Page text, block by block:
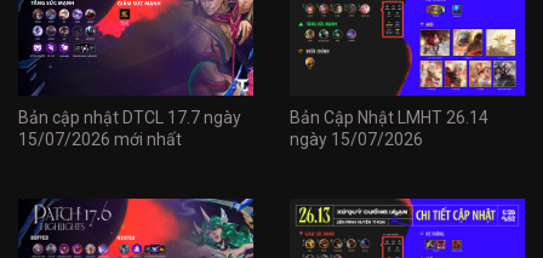
Bản cập nhật DTCL 17.7 ngày
15/07/2026 mới nhất
Bản Cập Nhật LMHT 26.14
ngày 15/07/2026